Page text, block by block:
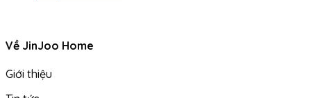
Về JinJoo Home
Giới thiệu